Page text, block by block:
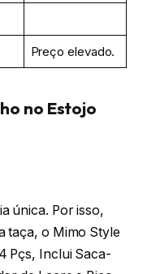
Preço elevado.
no Estojo
única. Por isso,
taça, o Mimo Style
Pçs, Inclui Saca-